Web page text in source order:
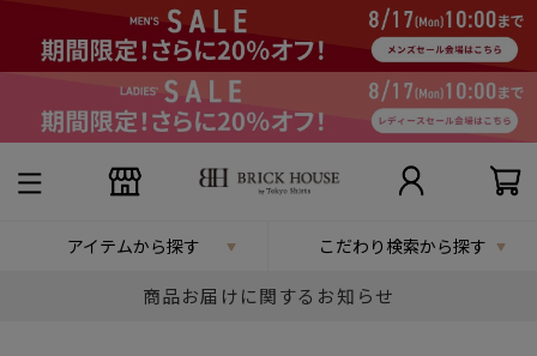
アイテムから探す こだわり検索から探す
商品お届けに関するお知らせ